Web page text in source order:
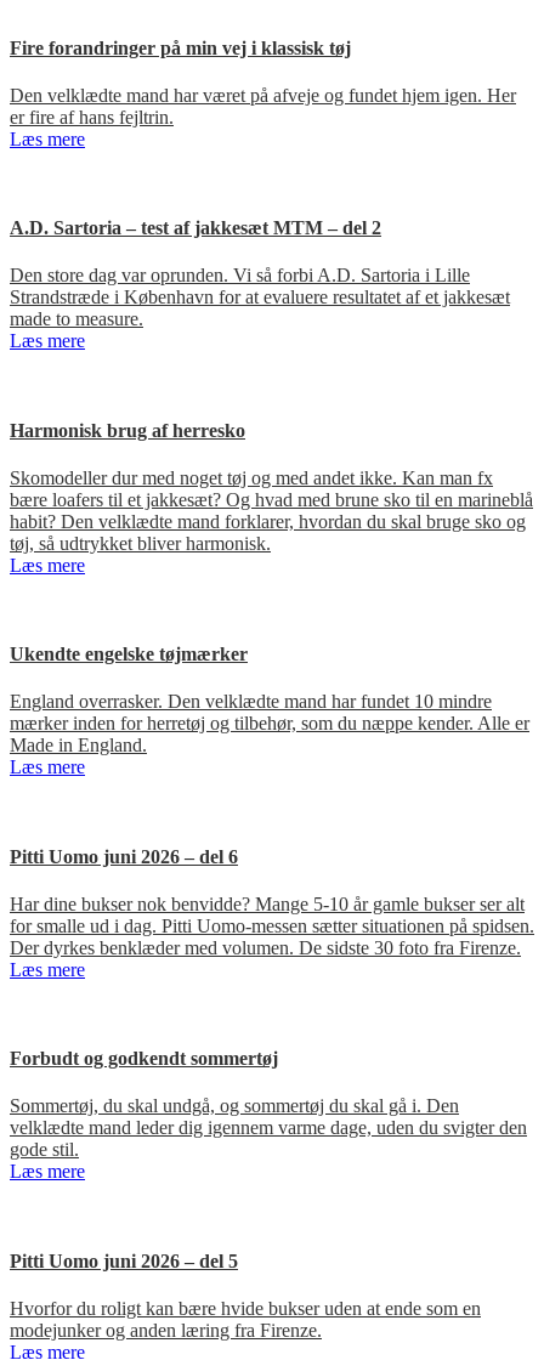
Fire forandringer på min vej i klassisk tøj
Den velklædte mand har været på afveje og fundet hjem igen. Her
er fire af hans fejltrin.
Læs mere
A.D. Sartoria – test af jakkesæt MTM – del 2
Den store dag var oprunden. Vi så forbi A.D. Sartoria i Lille
Strandstræde i København for at evaluere resultatet af et jakkesæt
made to measure.
Læs mere
Harmonisk brug af herresko
Skomodeller dur med noget tøj og med andet ikke. Kan man fx
bære loafers til et jakkesæt? Og hvad med brune sko til en marineblå
habit? Den velklædte mand forklarer, hvordan du skal bruge sko og
tøj, så udtrykket bliver harmonisk.
Læs mere
Ukendte engelske tøjmærker
England overrasker. Den velklædte mand har fundet 10 mindre
mærker inden for herretøj og tilbehør, som du næppe kender. Alle er
Made in England.
Læs mere
Pitti Uomo juni 2026 – del 6
Har dine bukser nok benvidde? Mange 5-10 år gamle bukser ser alt
for smalle ud i dag. Pitti Uomo-messen sætter situationen på spidsen.
Der dyrkes benklæder med volumen. De sidste 30 foto fra Firenze.
Læs mere
Forbudt og godkendt sommertøj
Sommertøj, du skal undgå, og sommertøj du skal gå i. Den
velklædte mand leder dig igennem varme dage, uden du svigter den
gode stil.
Læs mere
Pitti Uomo juni 2026 – del 5
Hvorfor du roligt kan bære hvide bukser uden at ende som en
modejunker og anden læring fra Firenze.
Læs mere